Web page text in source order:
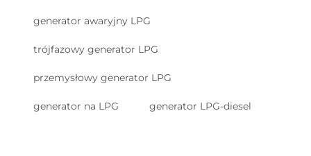
generator awaryjny LPG
trójfazowy generator LPG
przemysłowy generator LPG
generator na LPG generator LPG-diesel